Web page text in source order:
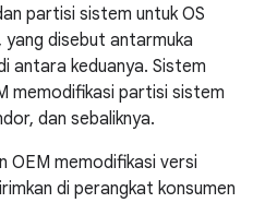
partisi sistem untuk OS
disebut antarmuka
antara keduanya. Sistem
memodifikasi partisi sistem
dan sebaliknya.
OEM memodifikasi versi
di perangkat konsumen